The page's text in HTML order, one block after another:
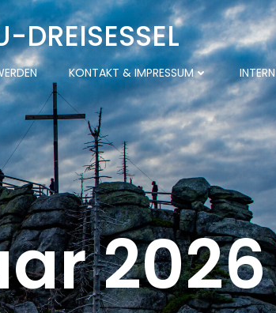
DREISESSEL
KONTAKT & IMPRESSUM INTERN
2026